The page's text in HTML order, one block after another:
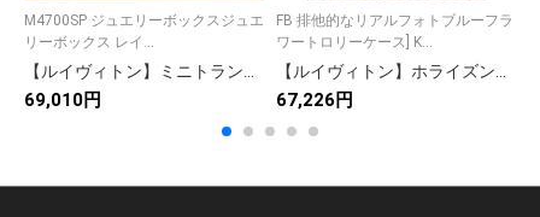
M4700SP ジュエリーボックスジュエ
リーボックス レイ...
【ルイヴィトン】ミニトランク 小物収納ボックス モノグラム柄 上質な革製 高級感のある逸品
69,010円
FB 排他的なリアルフォトブルーフラ
ワートロリーケース] K...
【ルイヴィトン】ホライズントランク モノグラム帆布 レザー保護コーナー 旅行ステッカー付き 上品で実用的な旅行コンパニオン
67,226円